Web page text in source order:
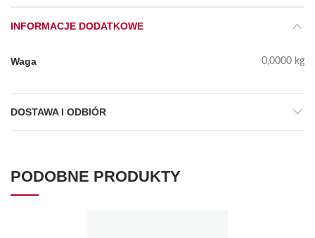
INFORMACJE DODATKOWE
Waga 0,0000 kg
DOSTAWA I ODBIÓR
PODOBNE PRODUKTY